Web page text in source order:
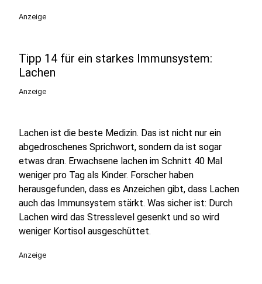
Anzeige
Tipp 14 für ein starkes Immunsystem:
Lachen
Anzeige
Lachen ist die beste Medizin. Das ist nicht nur ein
abgedroschenes Sprichwort, sondern da ist sogar
etwas dran. Erwachsene lachen im Schnitt 40 Mal
weniger pro Tag als Kinder. Forscher haben
herausgefunden, dass es Anzeichen gibt, dass Lachen
auch das Immunsystem stärkt. Was sicher ist: Durch
Lachen wird das Stresslevel gesenkt und so wird
weniger Kortisol ausgeschüttet.
Anzeige